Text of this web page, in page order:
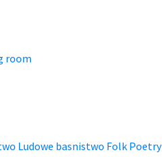
room
Ludowe basnistwo Folk Poetry